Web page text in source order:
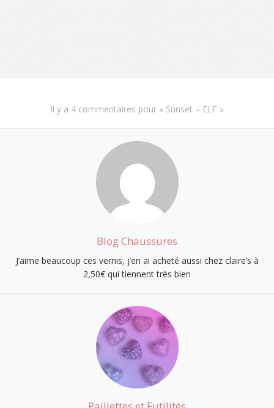
Il y a 4 commentaires pour « Sunset – ELF »
Blog Chaussures
J’aime beaucoup ces vernis, j’en ai acheté aussi chez claire’s à
2,50€ qui tiennent très bien